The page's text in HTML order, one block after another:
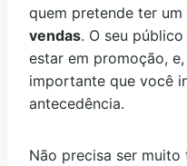
quem pretende ter um
vendas. O seu
estar em promoção,
importante que você
antecedência.
Não precisa ser